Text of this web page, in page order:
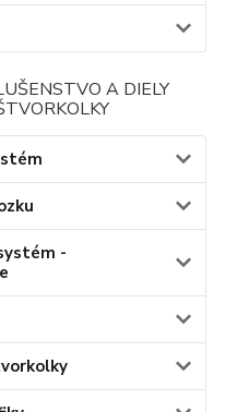
A DIELY
-